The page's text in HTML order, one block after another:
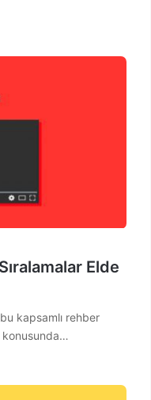
Elde
kapsamlı rehber
konusunda…